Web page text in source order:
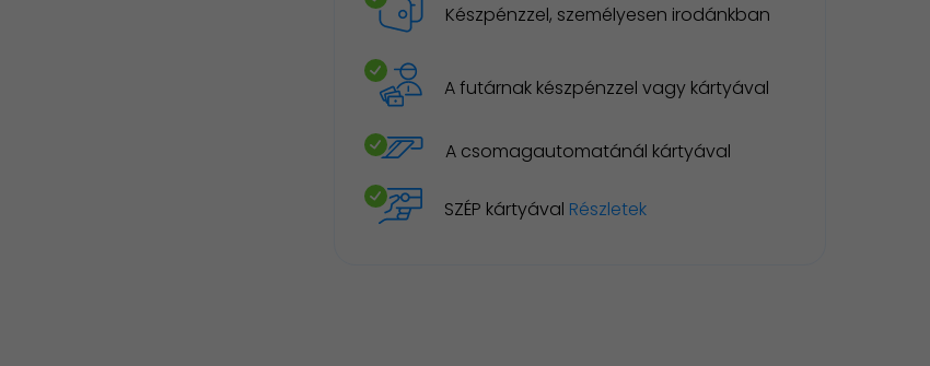
Készpénzzel, személyesen irodánkban
A futárnak készpénzzel vagy kártyával
A csomagautomatánál kártyával
SZÉP kártyával Részletek